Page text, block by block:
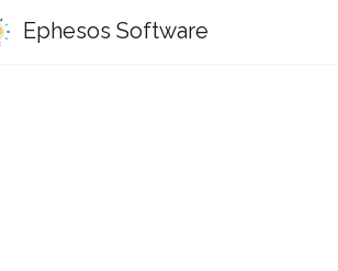
Ephesos Software